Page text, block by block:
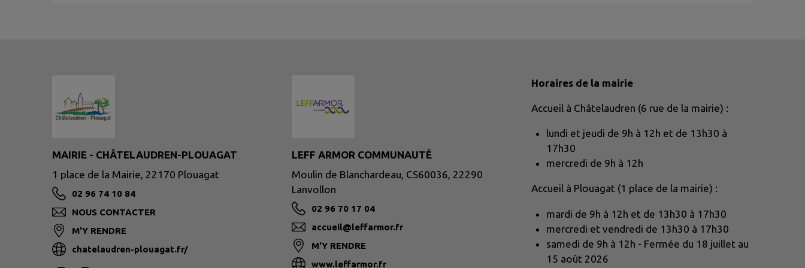
MAIRIE - CHÂTELAUDREN-PLOUAGAT
1 place de la Mairie, 22170 Plouagat
02 96 74 10 84
NOUS CONTACTER
M'Y RENDRE
chatelaudren-plouagat.fr/
LEFF ARMOR COMMUNAUTÉ
Moulin de Blanchardeau, CS60036, 22290
Lanvollon
02 96 70 17 04
accueil@leffarmor.fr
M'Y RENDRE
www.leffarmor.fr
Horaires de la mairie
Accueil à Châtelaudren (6 rue de la mairie) :
lundi et jeudi de 9h à 12h et de 13h30 à
17h30
mercredi de 9h à 12h
Accueil à Plouagat (1 place de la mairie) :
mardi de 9h à 12h et de 13h30 à 17h30
mercredi et vendredi de 13h30 à 17h30
samedi de 9h à 12h - Fermée du 18 juillet au
15 août 2026